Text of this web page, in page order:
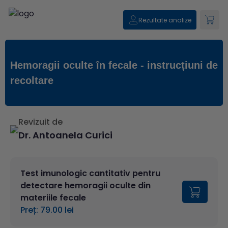
Rezultate analize
Hemoragii oculte în fecale - instrucțiuni de
recoltare
Revizuit de
Dr. Antoanela Curici
Test imunologic cantitativ pentru
detectare hemoragii oculte din
materiile fecale
Preț: 79.00 lei